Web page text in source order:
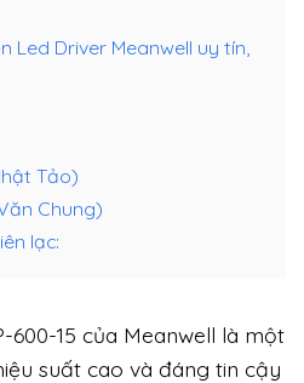
Led Driver Meanwell uy tín,
Tảo)
Chung)
lạc:
600-15 của Meanwell là một
suất cao và đáng tin cậy